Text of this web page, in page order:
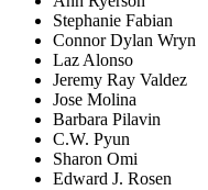
Stephanie Fabian
Connor Dylan Wryn
Laz Alonso
Jeremy Ray Valdez
Jose Molina
Barbara Pilavin
C.W. Pyun
Sharon Omi
Edward J. Rosen